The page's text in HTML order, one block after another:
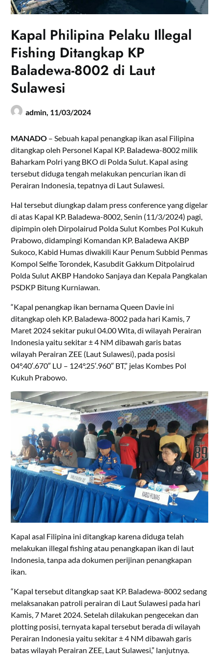
Kapal Philipina Pelaku Illegal
Fishing Ditangkap KP
Baladewa-8002 di Laut
Sulawesi
admin, 11/03/2024
MANADO – Sebuah kapal penangkap ikan asal Filipina
ditangkap oleh Personel Kapal KP. Baladewa-8002 milik
Baharkam Polri yang BKO di Polda Sulut. Kapal asing
tersebut diduga tengah melakukan pencurian ikan di
Perairan Indonesia, tepatnya di Laut Sulawesi.
Hal tersebut diungkap dalam press conference yang digelar
di atas Kapal KP. Baladewa-8002, Senin (11/3/2024) pagi,
dipimpin oleh Dirpolairud Polda Sulut Kombes Pol Kukuh
Prabowo, didampingi Komandan KP. Baladewa AKBP
Sukoco, Kabid Humas diwakili Kaur Penum Subbid Penmas
Kompol Selfie Torondek, Kasubdit Gakkum Ditpolairud
Polda Sulut AKBP Handoko Sanjaya dan Kepala Pangkalan
PSDKP Bitung Kurniawan.
“Kapal penangkap ikan bernama Queen Davie ini
ditangkap oleh KP. Baladewa-8002 pada hari Kamis, 7
Maret 2024 sekitar pukul 04.00 Wita, di wilayah Perairan
Indonesia yaitu sekitar ± 4 NM dibawah garis batas
wilayah Perairan ZEE (Laut Sulawesi), pada posisi
04°.40′.670″ LU – 124°.25′.960″ BT,” jelas Kombes Pol
Kukuh Prabowo.
Kapal asal Filipina ini ditangkap karena diduga telah
melakukan illegal fishing atau penangkapan ikan di laut
Indonesia, tanpa ada dokumen perijinan penangkapan
ikan.
“Kapal tersebut ditangkap saat KP. Baladewa-8002 sedang
melaksanakan patroli perairan di Laut Sulawesi pada hari
Kamis, 7 Maret 2024. Setelah dilakukan pengecekan dan
plotting posisi, ternyata kapal tersebut berada di wilayah
Perairan Indonesia yaitu sekitar ± 4 NM dibawah garis
batas wilayah Perairan ZEE, Laut Sulawesi,” lanjutnya.